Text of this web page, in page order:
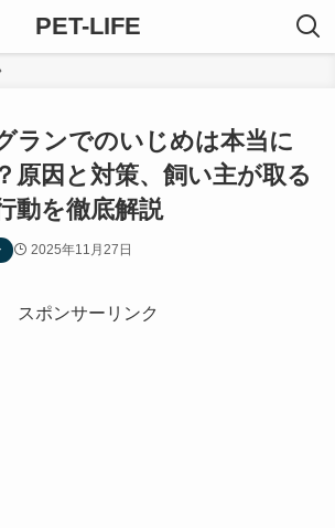
PET-LIFE
ランでのいじめは本当に
原因と対策、飼い主が取る
動を徹底解説
2025年11月27日
スポンサーリンク